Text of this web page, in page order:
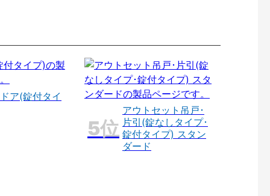
ア(錠付タイ
アウトセット吊戸･
片引(錠なしタイプ･
錠付タイプ) スタン
ダード